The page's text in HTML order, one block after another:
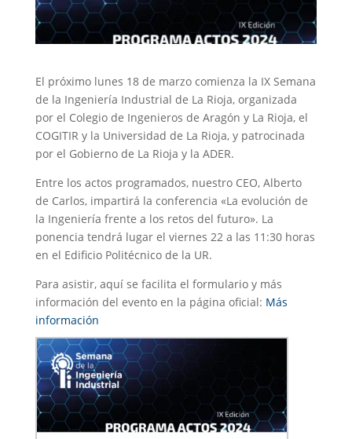
El próximo lunes 18 de marzo comienza la IX Semana
de la Ingeniería Industrial de La Rioja, organizada
por el Colegio de Ingenieros de Aragón y La Rioja, el
COGITIR y la Universidad de La Rioja, y patrocinada
por el Gobierno de La Rioja y la ADER.
Entre los actos programados, nuestro CEO, Alberto
de Carlos, impartirá la conferencia «La evolución de
la Ingeniería frente a los retos del futuro». La
ponencia tendrá lugar el viernes 22 a las 11:30 horas
en el Edificio Politécnico de la UR.
Para asistir, aquí se facilita el formulario y más
información del evento en la página oficial: Más
información